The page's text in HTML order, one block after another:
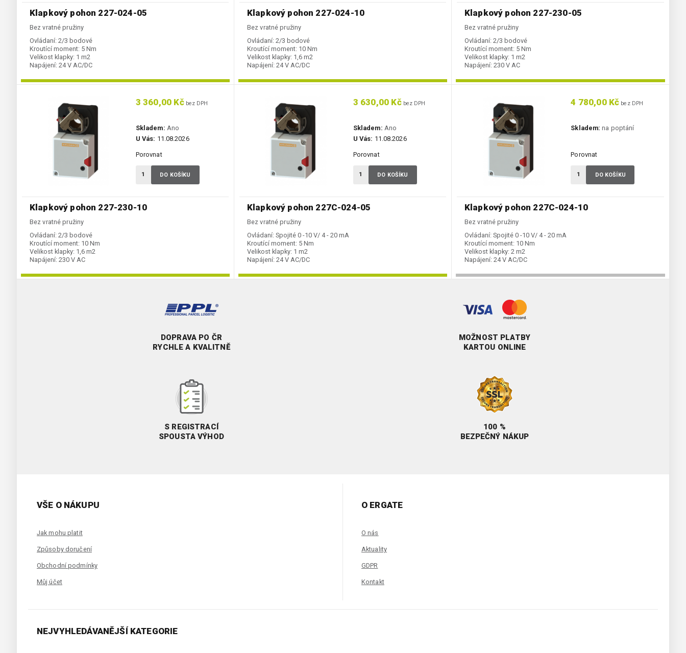
Klapkový pohon 227-024-05
Bez vratné pružiny
Ovládaní: 2/3 bodové
Kroutící moment: 5 Nm
Velikost klapky: 1 m2
Napájení: 24 V AC/DC
Klapkový pohon 227-024-10
Bez vratné pružiny
Ovládaní: 2/3 bodové
Kroutící moment: 10 Nm
Velikost klapky: 1,6 m2
Napájení: 24 V AC/DC
Klapkový pohon 227-230-05
Bez vratné pružiny
Ovládaní: 2/3 bodové
Kroutící moment: 5 Nm
Velikost klapky: 1 m2
Napájení: 230 V AC
Klapkový pohon 227-230-10
Bez vratné pružiny
Ovládaní: 2/3 bodové
Kroutící moment: 10 Nm
Velikost klapky: 1,6 m2
Napájení: 230 V AC
3 360,00 Kčbez DPH
Skladem: Ano
U Vás: 11.08.2026
Porovnat
DO KOŠÍKU
Klapkový pohon 227C-024-05
Bez vratné pružiny
Ovládaní: Spojité 0 -10 V/ 4 - 20 mA
Kroutící moment: 5 Nm
Velikost klapky: 1 m2
Napájení: 24 V AC/DC
3 630,00 Kčbez DPH
Skladem: Ano
U Vás: 11.08.2026
Porovnat
DO KOŠÍKU
Klapkový pohon 227C-024-10
Bez vratné pružiny
Ovládaní: Spojité 0 -10 V/ 4 - 20 mA
Kroutící moment: 10 Nm
Velikost klapky: 2 m2
Napájení: 24 V AC/DC
4 780,00 Kč bez DPH
Skladem: na poptání
Porovnat
DO KOŠÍKU
DOPRAVA PO ČR
RYCHLE A KVALITNĚ
MOŽNOST PLATBY
KARTOU ONLINE
S REGISTRACÍ
SPOUSTA VÝHOD
100 %
BEZPEČNÝ NÁKUP
VŠE O NÁKUPU
Jak mohu platit
Způsoby doručení
Obchodní podmínky
Můj účet
O ERGATE
O nás
Aktuality
GDPR
Kontakt
NEJVYHLEDÁVANĚJŠÍ KATEGORIE